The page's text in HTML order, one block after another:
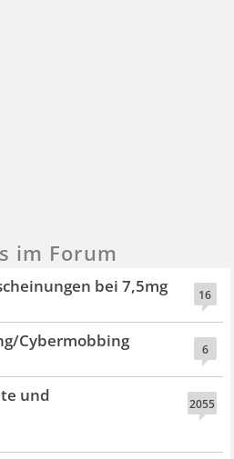
im Forum
16
bei 7,5mg
6
Cybermobbing
2055
und